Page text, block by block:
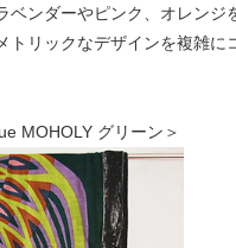
ベンダーやピンク、オレンジ
トリックなデザインを複雑に
MOHOLY グリーン＞